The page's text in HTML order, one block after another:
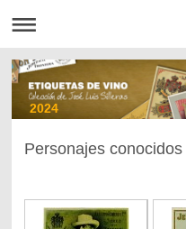
2024
Personajes conocidos